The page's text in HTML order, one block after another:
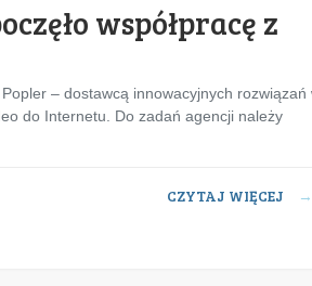
współpracę z
– dostawcą innowacyjnych rozwiązań
do Internetu. Do zadań agencji należy
CZYTAJ WIĘCEJ →